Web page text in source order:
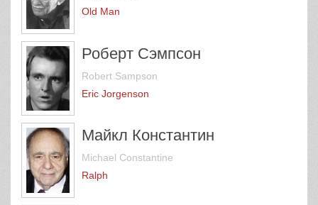
Old Man
Роберт Сэмпсон
Robert Sampson
Eric Jorgenson
Майкл Константин
Michael Constantine
Ralph